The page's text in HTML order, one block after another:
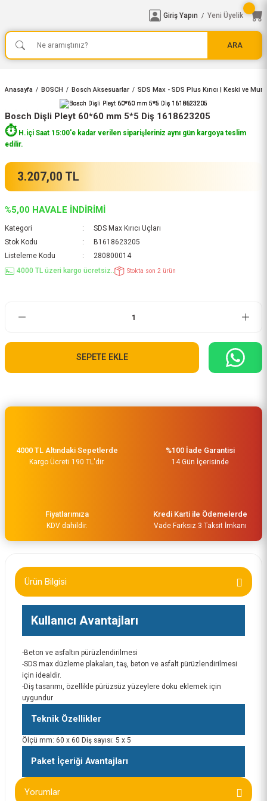
ARA
Giriş Yapın / Yeni Üyelik
Anasayfa BOSCH Bosch Aksesuarlar SDS Max - SDS Plus Kırıcı | Keski ve
Bosch Dişli Pleyt 60*60 mm 5*5 Diş 1618623205
⏱️H.içi Saat 15:00'e kadar verilen siparişleriniz aynı gün kargoya teslim
edilir.
3.207,00 TL
%5,00 HAVALE İNDİRİMİ
Kategori
SDS Max Kırıcı Uçları
Stok Kodu
B1618623205
Listeleme Kodu
280800014
4000 TL üzeri kargo ücretsiz..
Stokta son 2 ürün
SEPETE EKLE
4000 TL Altındaki Sepetlerde
Kargo Ücreti 190 TL'dir.
%100 İade Garantisi
14 Gün İçerisinde
Fiyatlarımıza
KDV dahildir.
Kredi Karti ile Ödemelerde
Vade Farksız 3 Taksit İmkanı
Ürün Bilgisi
Kullanıcı Avantajları
-Beton ve asfaltın pürüzlendirilmesi
-SDS max düzleme plakaları, taş, beton ve asfalt pürüzlendirilmesi
için idealdir.
-Diş tasarımı, özellikle pürüzsüz yüzeylere doku eklemek için
uygundur
Teknik Özellikler
Ölçü mm: 60 x 60 Diş sayısı: 5 x 5
Paket İçeriği Avantajları
Yorumlar